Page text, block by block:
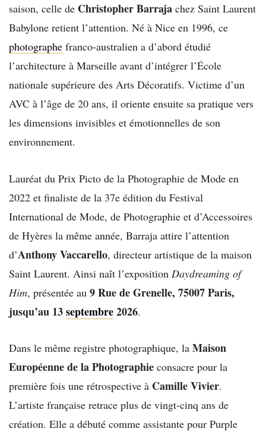
saison, celle de Christopher Barraja chez Saint Laurent
Babylone retient l’attention. Né à Nice en 1996, ce
photographe franco-australien a d’abord étudié
l’architecture à Marseille avant d’intégrer l’École
nationale supérieure des Arts Décoratifs. Victime d’un
AVC à l’âge de 20 ans, il oriente ensuite sa pratique vers
les dimensions invisibles et émotionnelles de son
environnement.
Lauréat du Prix Picto de la Photographie de Mode en
2022 et finaliste de la 37e édition du Festival
International de Mode, de Photographie et d’Accessoires
de Hyères la même année, Barraja attire l’attention
d’Anthony Vaccarello, directeur artistique de la maison
Saint Laurent. Ainsi naît l’exposition Daydreaming of
Him, présentée au 9 Rue de Grenelle, 75007 Paris,
jusqu’au 13septembre2026.
Dans le même registre photographique, la Maison
Européenne de la Photographie consacre pour la
première fois une rétrospective à Camille Vivier.
L’artiste française retrace plus de vingt-cinq ans de
création. Elle a débuté comme assistante pour Purple